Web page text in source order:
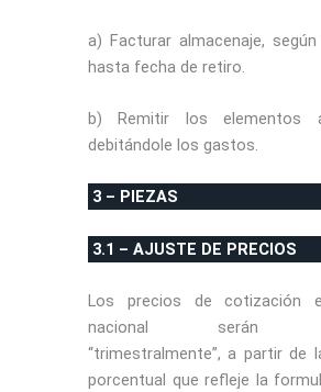
a) Facturar almacenaje,
hasta fecha de retiro.
b) Remitir los elementos
debitándole los gastos.
3 – PIEZAS
3.1 – AJUSTE DE PRECIOS
Los precios de cotización
nacional serán
“trimestralmente”, a partir de
porcentual que refleje la